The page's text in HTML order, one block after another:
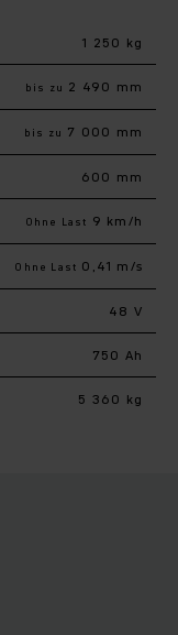
1 250 kg
bis zu 2 490 mm
bis zu 7 000 mm
600 mm
Ohne Last 9 km/h
Ohne Last 0,41 m/s
48 V
750 Ah
5 360 kg